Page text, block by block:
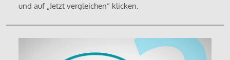
und auf „Jetzt vergleichen“ klicken.